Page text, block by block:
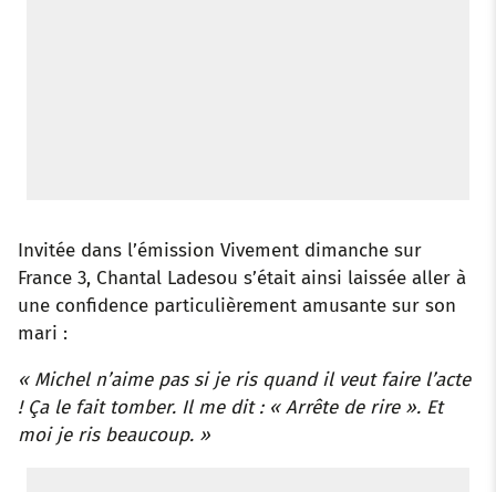
Invitée dans l’émission Vivement dimanche sur
France 3, Chantal Ladesou s’était ainsi laissée aller à
une confidence particulièrement amusante sur son
mari :
« Michel n’aime pas si je ris quand il veut faire l’acte
! Ça le fait tomber. Il me dit : « Arrête de rire ». Et
moi je ris beaucoup. »